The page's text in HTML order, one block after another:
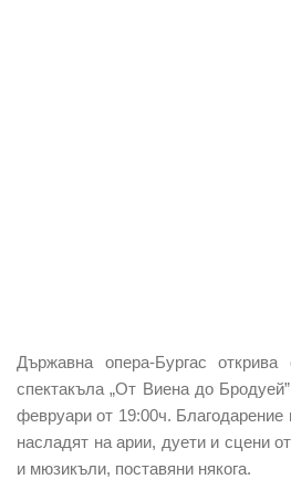
Държавна опера-Бургас
спектакъла „От Виена до
февруари от 19:00ч. Благодарение
насладят на арии, дуети и сцени
и мюзикъли, поставяни някога.